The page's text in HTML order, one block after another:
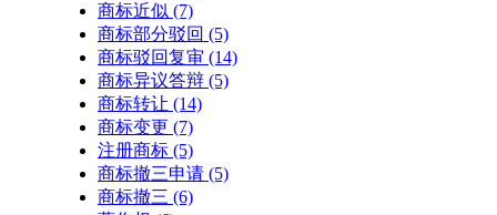
商标近似 (7)
商标部分驳回 (5)
商标驳回复审 (14)
商标异议答辩 (5)
商标转让 (14)
商标变更 (7)
注册商标 (5)
商标撤三申请 (5)
商标撤三 (6)